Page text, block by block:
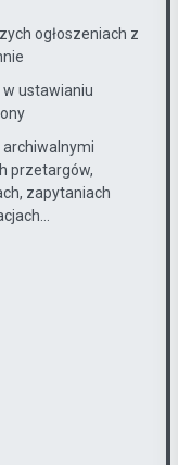
ogłoszeniach z
ustawianiu
archiwalnymi
przetargów,
zapytaniach